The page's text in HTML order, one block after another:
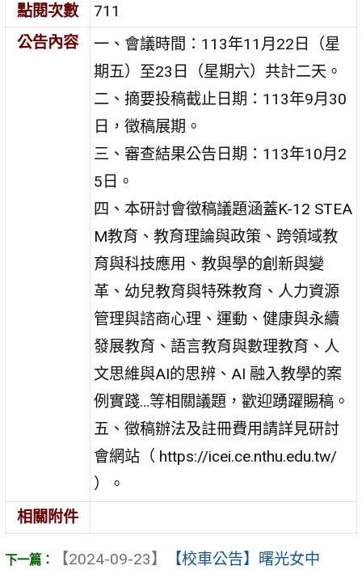
點閱次數
711
公告內容
一、會議時間：113年11月22日（星
期五）至23日（星期六）共計二天。
二、摘要投稿截止日期：113年9月30
日，徵稿展期。
三、審查結果公告日期：113年10月2
5日。
四、本研討會徵稿議題涵蓋K-12 STEA
M教育、教育理論與政策、跨領域教
育與科技應用、教與學的創新與變
革、幼兒教育與特殊教育、人力資源
管理與諮商心理、運動、健康與永續
發展教育、語言教育與數理教育、人
文思維與AI的思辨、AI 融入教學的案
例實踐…等相關議題，歡迎踴躍賜稿。
五、徵稿辦法及註冊費用請詳見研討
會網站（ https://icei.ce.nthu.edu.tw/
）。
相關附件
【2024-09-23】
【校車公告】曙光女中